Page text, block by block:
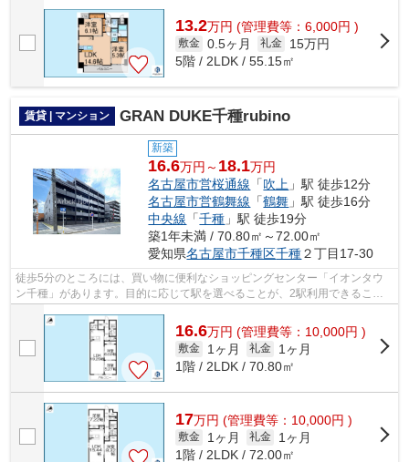
13.2万円 (管理費等：6,000円 )
敷金 0.5ヶ月 礼金
15万円
5階 / 2LDK / 55.15㎡
賃貸 | マンション GRAN DUKE千種rubino
新築
16.6万円～ 18.1万円
名古屋市営桜通線 「吹上 」駅 徒歩12分
名古屋市営鶴舞線 「鶴舞 」駅 徒歩16分
中央線 「千種 」駅 徒歩19分
築1年未満 / 70.80㎡～72.00㎡
愛知県名古屋市千種区千種２丁目17-30
徒歩5分のところには、買い物に便利なショッピングセンター「イオンタウ
ン千種」があります。目的に応じて駅を選べることが、2駅利用できるこの
16.6万円 (管理費等：10,000円 )
敷金 1ヶ月 礼金
1ヶ月
1階 / 2LDK / 70.80㎡
17万円 (管理費等：10,000円 )
敷金 1ヶ月 礼金
1ヶ月
1階 / 2LDK / 72.00㎡